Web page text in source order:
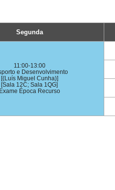
Segunda
11:00-13:00
e Desenvolvimento
[(Luís Miguel Cunha)]
[Sala 12C; Sala 1QG]
Exame Época Recurso